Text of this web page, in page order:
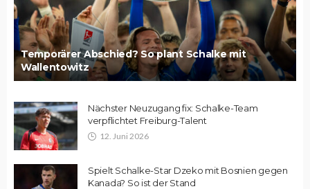
Temporärer Abschied? So plant Schalke mit
Wallentowitz
Nächster Neuzugang fix: Schalke-Team
verpflichtet Freiburg-Talent
12. Juni 2026
Spielt Schalke-Star Dzeko mit Bosnien gegen
Kanada? So ist der Stand